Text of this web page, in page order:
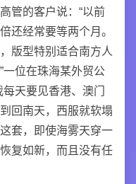
的客户说：“以前
还经常要等两个月。
版型特别适合南方人
一位在珠海某外贸公
天要见香港、澳门
回南天，西服就软塌
套，即使海雾天穿一
复如新，而且没有任